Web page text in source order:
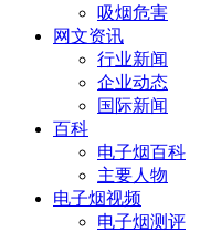
吸烟危害
网文资讯
行业新闻
企业动态
国际新闻
百科
电子烟百科
主要人物
电子烟视频
电子烟测评